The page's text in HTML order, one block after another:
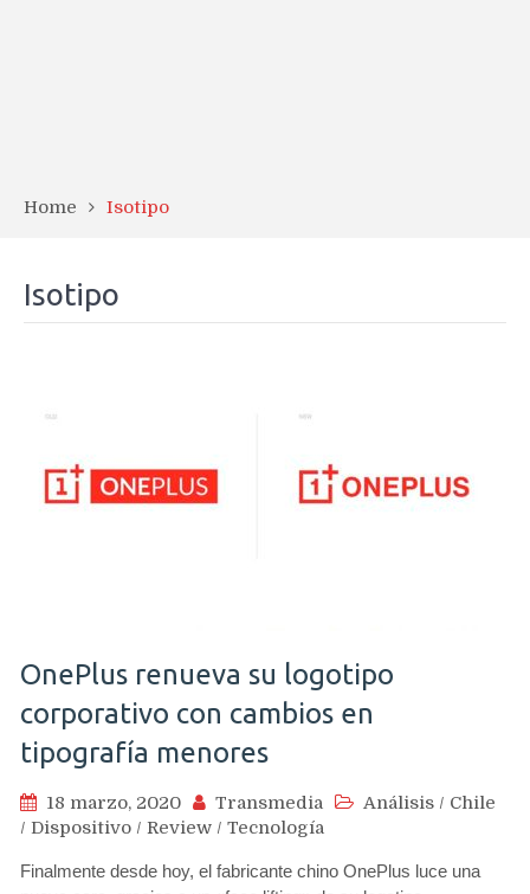
Home Isotipo
Isotipo
OnePlus renueva su logotipo
corporativo con cambios en
tipografía menores
18 marzo, 2020 Transmedia Análisis / Chile
/ Dispositivo / Review / Tecnología
Finalmente desde hoy, el fabricante chino OnePlus luce una